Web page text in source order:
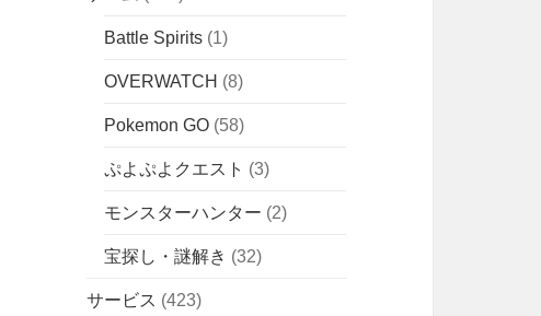
Battle Spirits (1)
OVERWATCH (8)
Pokemon GO (58)
ぷよぷよクエスト (3)
モンスターハンター (2)
宝探し・謎解き (32)
サービス (423)